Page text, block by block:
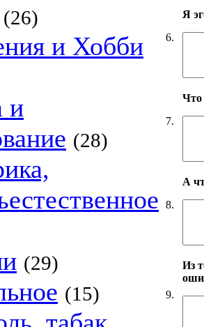
(26)
и Хобби
и
(28)
(29)
(15)
6.
Я
7.
Что
8.
А
9.
Из